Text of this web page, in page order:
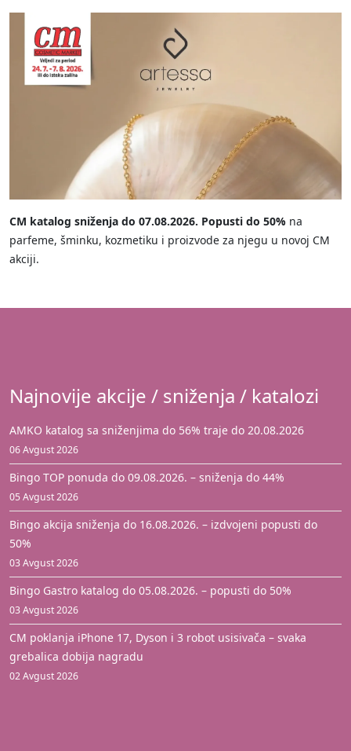
CM katalog sniženja do 07.08.2026. Popusti do 50% na
parfeme, šminku, kozmetiku i proizvode za njegu u novoj CM
akciji.
Najnovije akcije / sniženja / katalozi
AMKO katalog sa sniženjima do 56% traje do 20.08.2026
06 Avgust 2026
Bingo TOP ponuda do 09.08.2026. – sniženja do 44%
05 Avgust 2026
Bingo akcija sniženja do 16.08.2026. – izdvojeni popusti do
50%
03 Avgust 2026
Bingo Gastro katalog do 05.08.2026. – popusti do 50%
03 Avgust 2026
CM poklanja iPhone 17, Dyson i 3 robot usisivača – svaka
grebalica dobija nagradu
02 Avgust 2026